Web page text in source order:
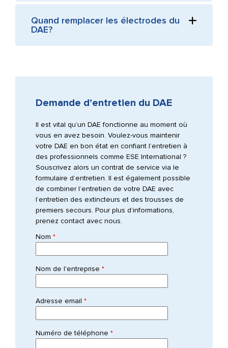
Quand remplacer les électrodes du
DAE?
Demande d’entretien du DAE
Il est vital qu’un DAE fonctionne au moment où
vous en avez besoin. Voulez-vous maintenir
votre DAE en bon état en confiant l’entretien à
des professionnels comme ESE International ?
Souscrivez alors un contrat de service via le
formulaire d’entretien. Il est également possible
de combiner l’entretien de votre DAE avec
l’entretien des extincteurs et des trousses de
premiers secours. Pour plus d’informations,
prenez contact avec nous.
Nom *
Nom de l'entreprise *
Adresse email *
Numéro de téléphone *